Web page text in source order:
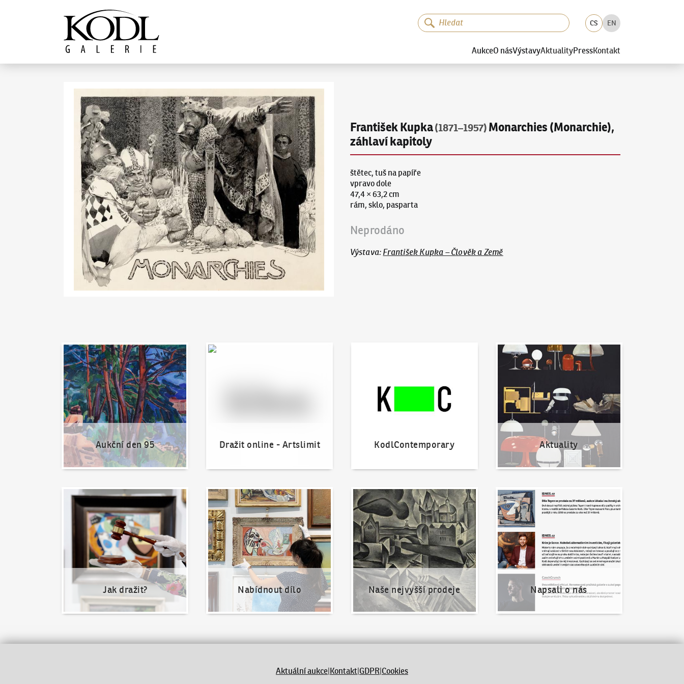
Galerie KODL
CS EN
AukceO násVýstavyAktualityPressKontakt
František Kupka(1871–1957) Monarchies (Monarchie),
záhlaví kapitoly
štětec, tuš na papíře
vpravo dole
47,4 × 63,2 cm
rám, sklo, pasparta
Neprodáno
Výstava: František Kupka – Člověk a Země
Aukční den 95
Aukční den 95
Dražit online - Artslimit
Dražit online - Artslimit
KodlContemporary Aktuality
Aktuality
Jak dražit?
Jak dražit?
Nabídnout dílo
Nabídnout dílo
Naše nejvyšší prodeje
Naše nejvyšší prodeje
Napsali o nás
Napsali o nás
Aktuální aukce|Kontakt|GDPR|Cookies